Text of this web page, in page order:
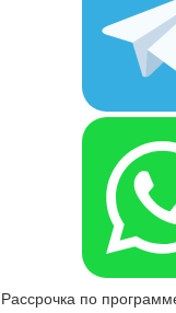
Рассрочка по